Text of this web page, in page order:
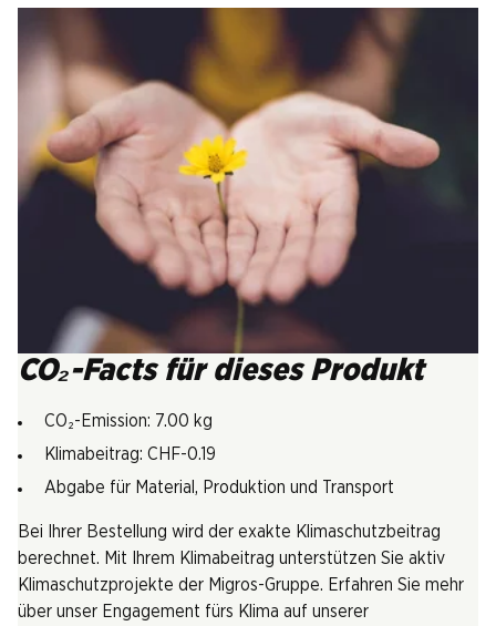
CO₂-Facts für dieses Produkt
CO₂-Emission: 7.00 kg
Klimabeitrag: CHF-0.19
Abgabe für Material, Produktion und Transport
Bei Ihrer Bestellung wird der exakte Klimaschutzbeitrag
berechnet. Mit Ihrem Klimabeitrag unterstützen Sie aktiv
Klimaschutzprojekte der Migros-Gruppe. Erfahren Sie mehr
über unser Engagement fürs Klima auf unserer